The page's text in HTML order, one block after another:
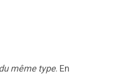
même type. En